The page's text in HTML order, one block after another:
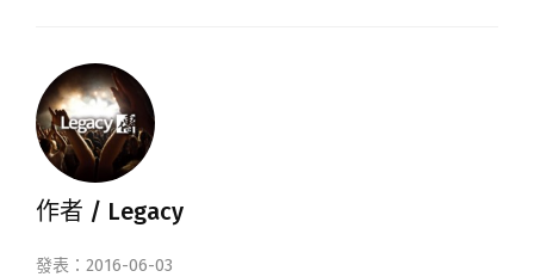
作者 / Legacy
發表：2016-06-03